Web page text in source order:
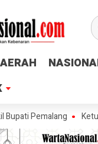
Ketum PTMSI